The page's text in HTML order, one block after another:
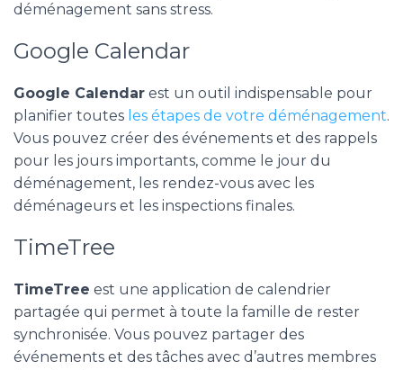
déménagement sans stress.
Google Calendar
Google Calendar est un outil indispensable pour
planifier toutes les étapes de votre déménagement.
Vous pouvez créer des événements et des rappels
pour les jours importants, comme le jour du
déménagement, les rendez-vous avec les
déménageurs et les inspections finales.
TimeTree
TimeTree est une application de calendrier
partagée qui permet à toute la famille de rester
synchronisée. Vous pouvez partager des
événements et des tâches avec d’autres membres